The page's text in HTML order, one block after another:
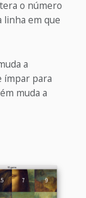
o número
linha em que
a
ímpar para
muda a